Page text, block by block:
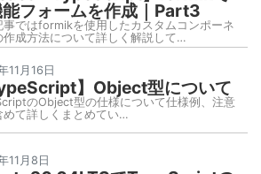
フォームを作成｜Part3
事ではformikを使用したカスタムコンポーネ
作成方法について詳しく解説して…
11月16日
】Object型について
のObject型の仕様について仕様例、注意
めて詳しくまとめてい…
11月8日